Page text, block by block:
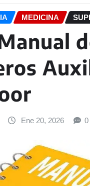
MEDICINA
Ene 20, 2026 0